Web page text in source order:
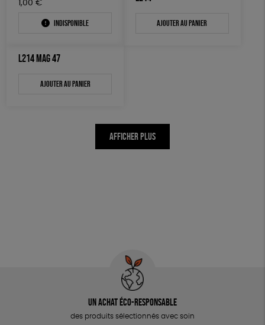
BD / ILLUSTRÉS
ESSAIS
1,00 €
Indisponible Ajouter au panier
L214 MAG 47
Ajouter au panier
AFFICHER PLUS
Un achat éco-responsable
des produits sélectionnés avec soin